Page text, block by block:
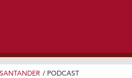
/ PODCAST